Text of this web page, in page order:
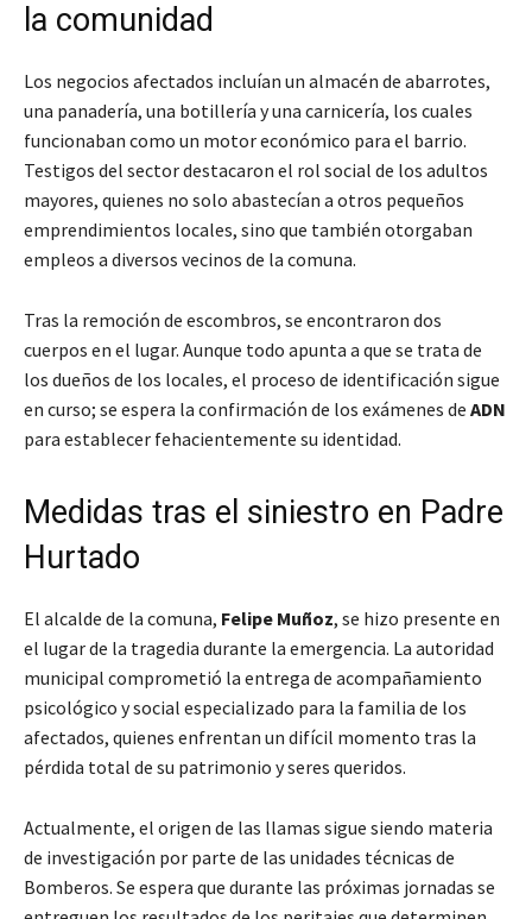
la comunidad
Los negocios afectados incluían un almacén de abarrotes,
una panadería, una botillería y una carnicería, los cuales
funcionaban como un motor económico para el barrio.
Testigos del sector destacaron el rol social de los adultos
mayores, quienes no solo abastecían a otros pequeños
emprendimientos locales, sino que también otorgaban
empleos a diversos vecinos de la comuna.
Tras la remoción de escombros, se encontraron dos
cuerpos en el lugar. Aunque todo apunta a que se trata de
los dueños de los locales, el proceso de identificación sigue
en curso; se espera la confirmación de los exámenes de ADN
para establecer fehacientemente su identidad.
Medidas tras el siniestro en Padre
Hurtado
El alcalde de la comuna, Felipe Muñoz, se hizo presente en
el lugar de la tragedia durante la emergencia. La autoridad
municipal comprometió la entrega de acompañamiento
psicológico y social especializado para la familia de los
afectados, quienes enfrentan un difícil momento tras la
pérdida total de su patrimonio y seres queridos.
Actualmente, el origen de las llamas sigue siendo materia
de investigación por parte de las unidades técnicas de
Bomberos. Se espera que durante las próximas jornadas se